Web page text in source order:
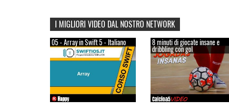
I MIGLIORI VIDEO DAL NOSTRO NETWORK
05 - Array in Swift 5 - Italiano 8 minuti di giocate insane e
dribbling con gol